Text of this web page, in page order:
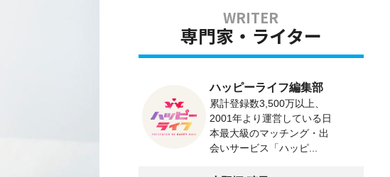
専門家・ライター
ハッピーライフ編集部
累計登録数3,500万以上、
2001年より運営している日
本最大級のマッチング・出
会いサービス「ハッピ...